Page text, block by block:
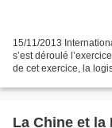
15/11/2013
s’est déroulé
de cet exercice, la
La Chine et